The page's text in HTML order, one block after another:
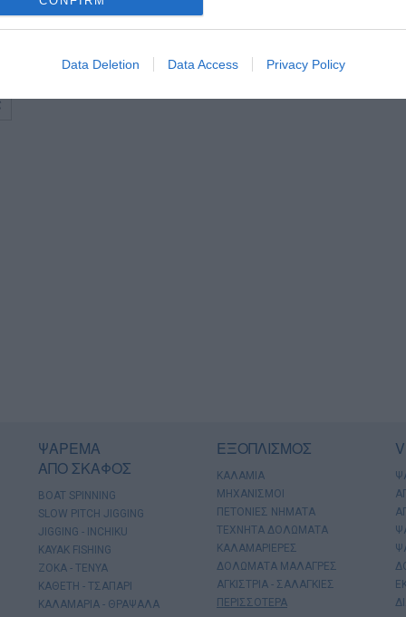
Data Deletion Data Access Privacy Policy
ΨΑΡΕΜΑ
ΑΠΟ ΣΚΑΦΟΣ
BOAT SPINNING
SLOW PITCH JIGGING
JIGGING - INCHIKU
KAYAK FISHING
ΖΟΚΑ - ΤΕΝΥΑ
ΚΑΘΕΤΗ - ΤΣΑΠΑΡΙ
ΚΑΛΑΜΑΡΙΑ - ΘΡΑΨΑΛΑ
ΕΞΟΠΛΙΣΜΟΣ
ΚΑΛΑΜΙΑ
ΜΗΧΑΝΙΣΜΟΙ
ΠΕΤΟΝΙΕΣ ΝΗΜΑΤΑ
ΤΕΧΝΗΤΑ ΔΟΛΩΜΑΤΑ
ΚΑΛΑΜΑΡΙΕΡΕΣ
ΔΟΛΩΜΑΤΑ ΜΑΛΑΓΡΕΣ
ΑΓΚΙΣΤΡΙΑ - ΣΑΛΑΓΚΙΕΣ
ΠΕΡΙΣΣΟΤΕΡΑ